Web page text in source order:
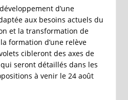
d’une
aux besoins actuels du
et la transformation de
formation d’une relève
cibleront des axes de
seront détaillés dans les
à venir le 24 août